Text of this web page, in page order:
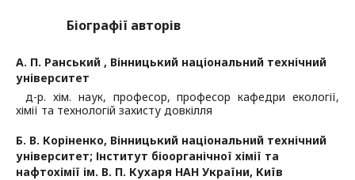
Біографії авторів
А. П. Ранський , Вінницький національний технічний
університет
д-р. хім. наук, професор, професор кафедри екології,
хімії та технологій захисту довкілля
Б. В. Коріненко, Вінницький національний технічний
університет; Інститут біоорганічної хімії та
нафтохімії ім. В. П. Кухаря НАН України, Київ